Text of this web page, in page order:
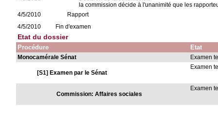
la commission décide à l'unanimité que les
4/5/2010
Rapport
4/5/2010
Fin d'examen
Etat du dossier
Procédure Etat
Monocamérale Sénat Examen
[S1] Examen par le Sénat
Examen
Commission: Affaires sociales
Examen